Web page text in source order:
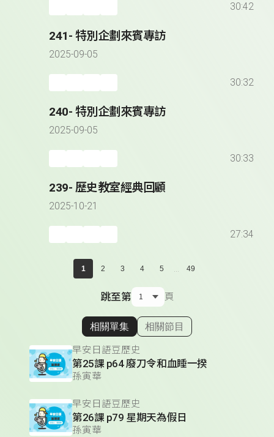
30:42
241- 特別企劃來賓專訪
2025-09-05
30:32
240- 特別企劃來賓專訪
2025-09-05
30:33
239- 歷史教室經典回顧
2025-10-21
27:34
1 2 3 4 5 ... 49
跳至第 頁
顯示相關單集
相關單集 相關節目
早安日語豆歷史
第25課 p64 廢刀令和血睡一揆
孫寅華
早安日語豆歷史
第26課 p79 星期天為假日
孫寅華